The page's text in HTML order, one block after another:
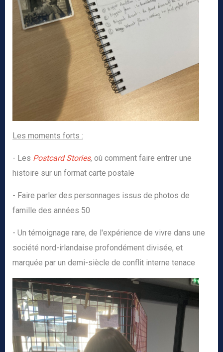
Les moments forts :
- Les Postcard Stories, où comment faire entrer une
histoire sur un format carte postale
- Faire parler des personnages issus de photos de
famille des années 50
- Un témoignage rare, de l'expérience de vivre dans une
société nord-irlandaise profondément divisée, et
marquée par un demi-siècle de conflit interne tenace